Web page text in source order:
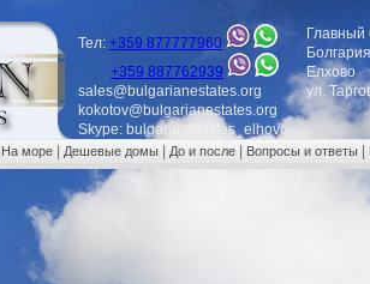
Тел: +359 877777960
+359 887762939
sales@bulgarianestates.org
kokotov@bulgarianestates.org
Skype: bulgarianestates_elhovo
Болгария
Елхово
ул.
На море Дешевые домы До и после Вопросы и ответы